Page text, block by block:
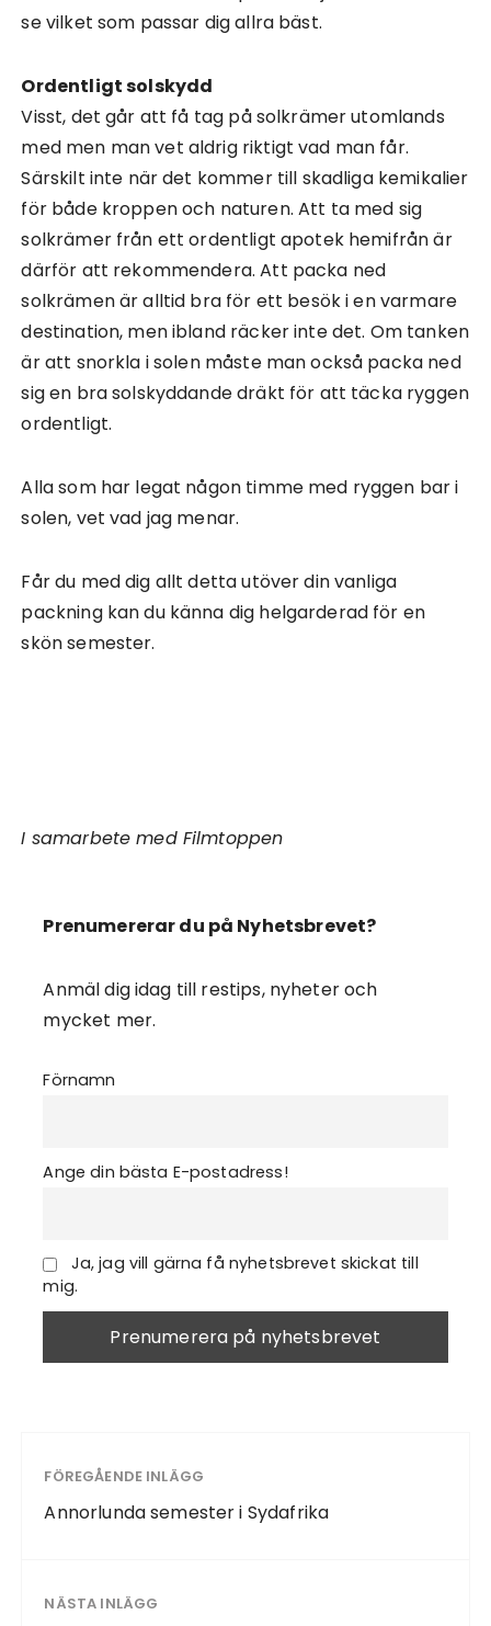
se vilket som passar dig allra bäst.
Ordentligt solskydd
Visst, det går att få tag på solkrämer utomlands
med men man vet aldrig riktigt vad man får.
Särskilt inte när det kommer till skadliga kemikalier
för både kroppen och naturen. Att ta med sig
solkrämer från ett ordentligt apotek hemifrån är
därför att rekommendera. Att packa ned
solkrämen är alltid bra för ett besök i en varmare
destination, men ibland räcker inte det. Om tanken
är att snorkla i solen måste man också packa ned
sig en bra solskyddande dräkt för att täcka ryggen
ordentligt.
Alla som har legat någon timme med ryggen bar i
solen, vet vad jag menar.
Får du med dig allt detta utöver din vanliga
packning kan du känna dig helgarderad för en
skön semester.
I samarbete med Filmtoppen
Prenumererar du på Nyhetsbrevet?
Anmäl dig idag till restips, nyheter och
mycket mer.
Förnamn
Ange din bästa E-postadress!
Ja, jag vill gärna få nyhetsbrevet skickat till
mig.
FÖREGÅENDE INLÄGG
Annorlunda semester i Sydafrika
NÄSTA INLÄGG